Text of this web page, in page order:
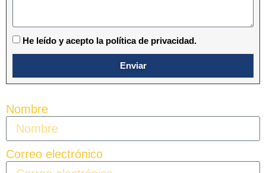
He leído y acepto la política de privacidad.
Enviar
Nombre
Correo electrónico